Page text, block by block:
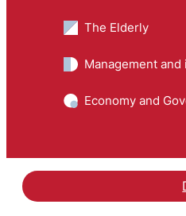
The Elderly
Management
Economy and